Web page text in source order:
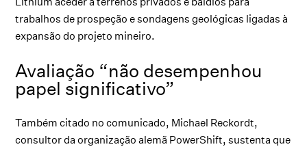
trabalhos de prospeção e sondagens geológicas ligadas à
expansão do projeto mineiro.
Avaliação “não desempenhou
papel significativo”
Também citado no comunicado, Michael Reckordt,
consultor da organização alemã PowerShift, sustenta que